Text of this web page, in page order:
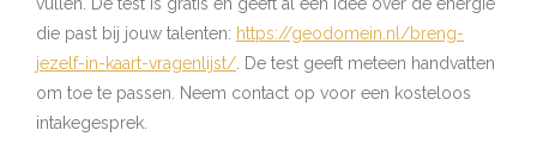
vullen. De test is gratis en geeft al een idee over de energie
die past bij jouw talenten: https://geodomein.nl/breng-
jezelf-in-kaart-vragenlijst/. De test geeft meteen handvatten
om toe te passen. Neem contact op voor een kosteloos
intakegesprek.